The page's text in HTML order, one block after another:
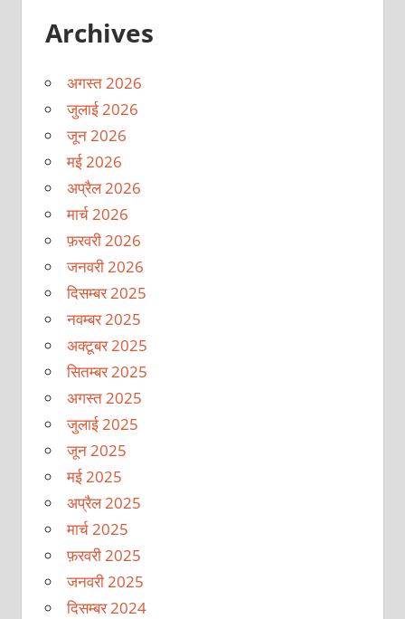
Archives
अगस्त 2026
जुलाई 2026
जून 2026
मई 2026
अप्रैल 2026
मार्च 2026
फ़रवरी 2026
जनवरी 2026
दिसम्बर 2025
नवम्बर 2025
अक्टूबर 2025
सितम्बर 2025
अगस्त 2025
जुलाई 2025
जून 2025
मई 2025
अप्रैल 2025
मार्च 2025
फ़रवरी 2025
जनवरी 2025
दिसम्बर 2024